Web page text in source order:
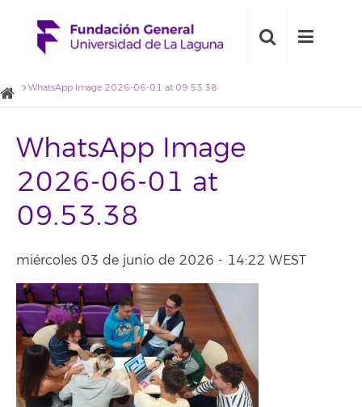
WhatsApp Image 2026-06-01 at 09.53.38
WhatsApp Image
2026-06-01 at
09.53.38
miércoles 03 de junio de 2026 - 14:22 WEST